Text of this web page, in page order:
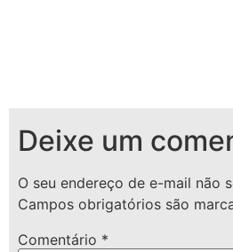
Deixe um
O seu endereço de e-mail não
Campos obrigatórios são
Comentário *